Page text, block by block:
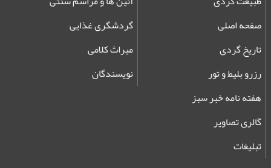
صفحه اصلی
تاریخ گردی
گردشگری غذایی
میراث کلامی
رزرو بلیط و تور
هفته نامه خبر سبز
گالری تصاویر
تبلیغات
نویسندگان